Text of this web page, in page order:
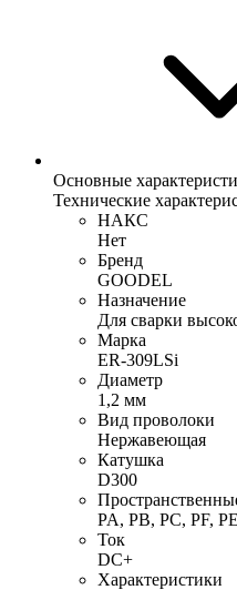
Основные
Технические
НАКС
Нет
Бренд
GOODEL
Назначение
Для сварки
Марка
ER-309LSi
Диаметр
1,2 мм
Вид проволоки
Нержавеющая
Катушка
D300
PA, PB, PC, PF,
Ток
DC+
Характеристики